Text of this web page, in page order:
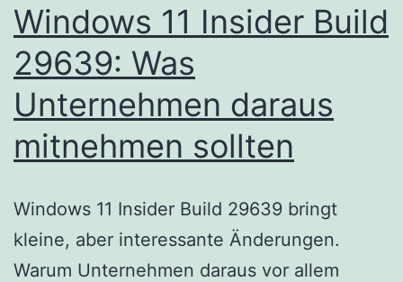
Windows 11 Insider Build
29639: Was
Unternehmen daraus
mitnehmen sollten
Windows 11 Insider Build 29639 bringt
kleine, aber interessante Änderungen.
Warum Unternehmen daraus vor allem